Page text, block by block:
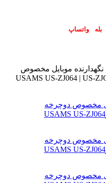
بله واتساپ
نگهدارنده موبایل مخصوص